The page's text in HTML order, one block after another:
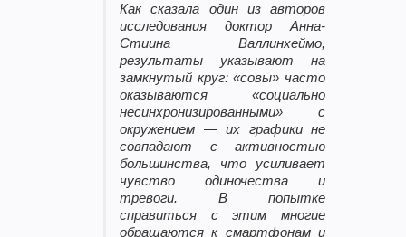
Как сказала один из авторов
исследования доктор Анна-
Стиина Валлинхеймо,
результаты указывают на
замкнутый круг: «совы» часто
оказываются «социально
несинхронизированными» с
окружением — их графики не
совпадают с активностью
большинства, что усиливает
чувство одиночества и
тревоги. В попытке
справиться с этим многие
обращаются к смартфонам и